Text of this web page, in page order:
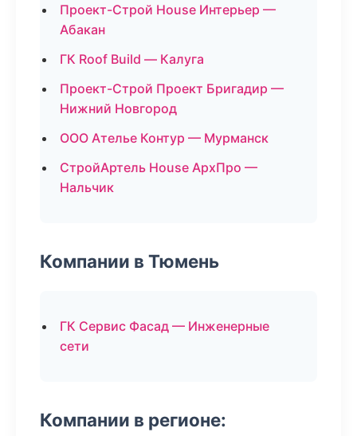
Проект-Строй House Интерьер —
Абакан
ГК Roof Build — Калуга
Проект-Строй Проект Бригадир —
Нижний Новгород
ООО Ателье Контур — Мурманск
СтройАртель House АрхПро —
Нальчик
Компании в Тюмень
ГК Сервис Фасад — Инженерные
сети
Компании в регионе: